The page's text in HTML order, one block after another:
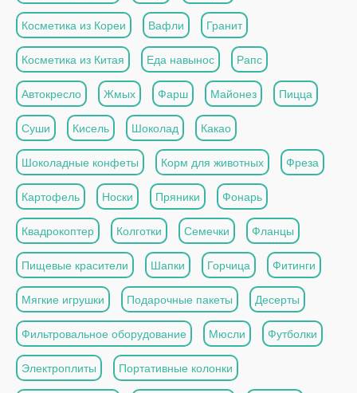
Косметика из Кореи Вафли Гранит
Косметика из Китая Еда навынос Рапс
Автокресло Жмых Фарш Майонез Пицца
Суши Кисель Шоколад Какао
Шоколадные конфеты Корм для животных Фреза
Картофель Носки Пряники Фонарь
Квадрокоптер Колготки Семечки Фланцы
Пищевые красители Шапки Горчица Фитинги
Мягкие игрушки Подарочные пакеты Десерты
Фильтровальное оборудование Мюсли Футболки
Электроплиты Портативные колонки